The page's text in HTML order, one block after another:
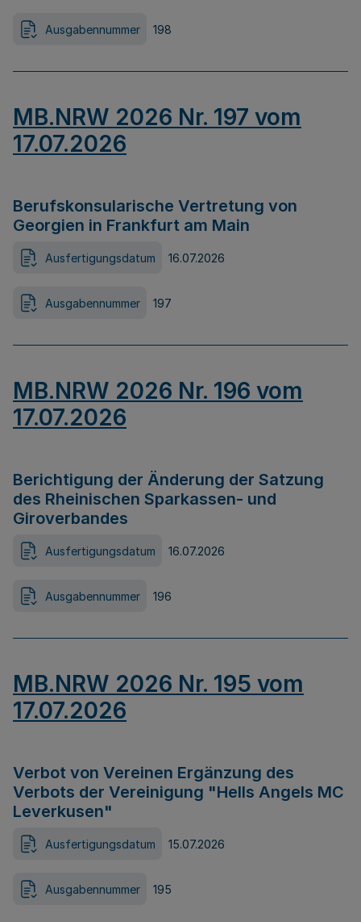
Ausgabennummer 198
MB.NRW 2026 Nr. 197 vom
17.07.2026
Berufskonsularische Vertretung von
Georgien in Frankfurt am Main
Ausfertigungsdatum 16.07.2026
Ausgabennummer 197
MB.NRW 2026 Nr. 196 vom
17.07.2026
Berichtigung der Änderung der Satzung
des Rheinischen Sparkassen- und
Giroverbandes
Ausfertigungsdatum 16.07.2026
Ausgabennummer 196
MB.NRW 2026 Nr. 195 vom
17.07.2026
Verbot von Vereinen Ergänzung des
Verbots der Vereinigung "Hells Angels MC
Leverkusen"
Ausfertigungsdatum 15.07.2026
Ausgabennummer 195